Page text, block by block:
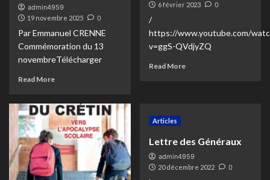
admin4959
19 novembre 2025 0
Par Emmanuel CRENNE
Commémoration du 13
novembreTélécharger
Read More
6 février 2023 0
/
https://www.youtube.com/
v=ggS-QVdjyZQ
Read More
Articles
Lettre des Généraux
admin4959
20 décembre 2022 0